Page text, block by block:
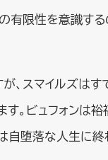
有限性を意識する
が、スマイルズ
す。ビュフォンは
自堕落な人生に